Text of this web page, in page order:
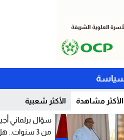
الأكثر مشاهدة الأكثر شعبية
سؤال برلماني
من 3